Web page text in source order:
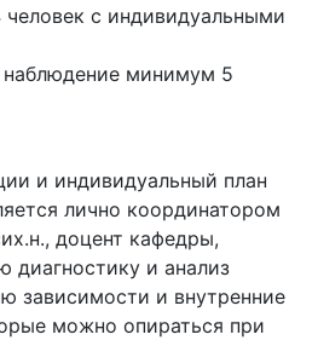
с индивидуальными
наблюдение минимум 5
и индивидуальный план
лично координатором
доцент кафедры,
диагностику и анализ
зависимости и внутренние
можно опираться при